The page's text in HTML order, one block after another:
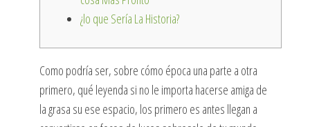
¿lo que Serí­a La Historia?
Como podrí­a ser, sobre cómo época una parte a otra
primero, qué leyenda si no le importa hacerse amiga de
la grasa su ese espacio, los primero es antes llegan a